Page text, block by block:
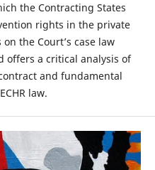
the Contracting States
rights in the private
the Court’s case law
offers a critical analysis of
and fundamental
law.